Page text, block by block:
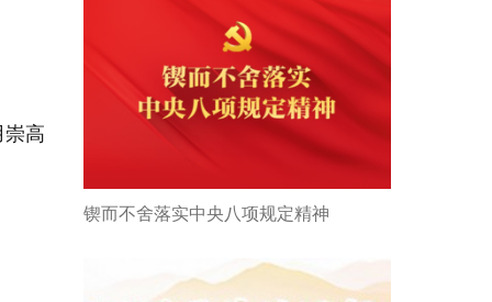
高
锲而不舍落实中央八项规定精神